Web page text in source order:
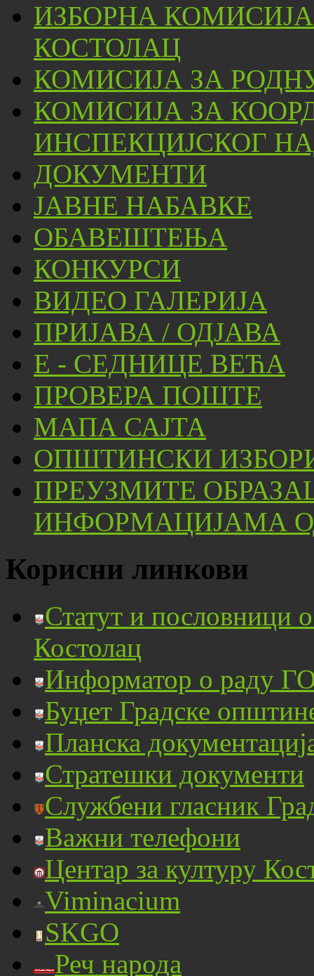
ИЗБОРНА
КОСТОЛАЦ
КОМИСИЈА ЗА
КОМИСИЈА ЗА
ИНСПЕКЦИЈСКОГ
ДОКУМЕНТИ
ЈАВНЕ НАБАВКЕ
ОБАВЕШТЕЊА
КОНКУРСИ
ВИДЕО ГАЛЕРИЈА
ПРИЈАВА / ОДЈАВА
Е - СЕДНИЦЕ ВЕЋА
ПРОВЕРА ПОШТЕ
МАПА САЈТА
ОПШТИНСКИ
ПРЕУЗМИТЕ
ИНФОРМАЦИЈАМА
Корисни линкови
Статут и пословници
Костолац
Информатор о раду
Буџет Градске
Планска
Стратешки документи
Службени гласник
Важни телефони
Центар за културу
Viminacium
SKGO
Реч народа